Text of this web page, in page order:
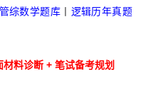
管综数学题库
逻辑历年真题
料诊断 + 笔试备考规划